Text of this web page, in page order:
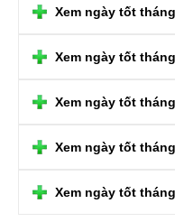
Xem ngày tốt
Xem ngày tốt
Xem ngày tốt
Xem ngày tốt
Xem ngày tốt